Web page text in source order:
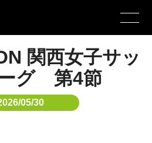
関西女子サッ
グ 第4節
05/30